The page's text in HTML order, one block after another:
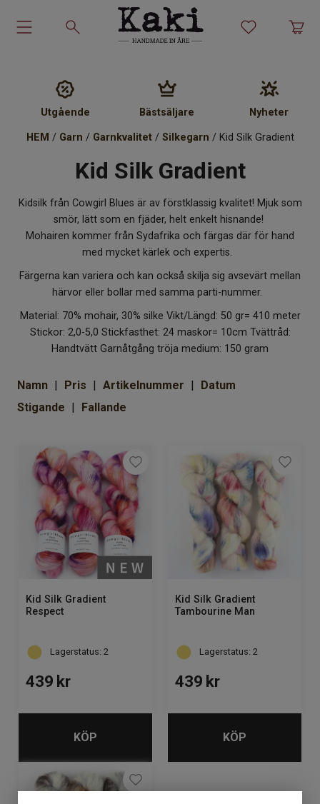
Garn
Stickmönster
Tillbehör
Ullprodukter
Presenter
Kakiskolan
Om Kaki
Utgående Bästsäljare Nyheter
HEM / Garn / Garnkvalitet/ Silkegarn / Kid Silk Gradient
Kid Silk Gradient
Kidsilk från Cowgirl Blues är av förstklassig kvalitet! Mjuk som
smör, lätt som en fjäder, helt enkelt hisnande!
Mohairen kommer från Sydafrika och färgas där för hand
med mycket kärlek och expertis.
Färgerna kan variera och kan också skilja sig avsevärt mellan
härvor eller bollar med samma parti-nummer.
Material: 70% mohair, 30% silke Vikt/Längd: 50 gr= 410 meter
Stickor: 2,0-5,0 Stickfasthet: 24 maskor= 10cm Tvättråd:
Handtvätt Garnåtgång tröja medium: 150 gram
Namn Pris Artikelnummer
Datum
Stigande
Fallande
Kid Silk Gradient
Respect
Lagerstatus: 2
439 kr
KÖP
Kid Silk Gradient
Tambourine Man
Lagerstatus: 2
439 kr
KÖP